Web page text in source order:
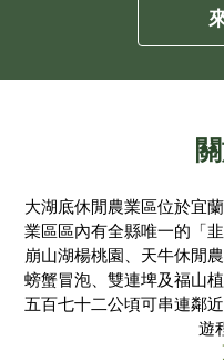
大湖底休閒農業區位於宜
業區區內有全縣唯一的「
崩山湖楊桃園、天牛休閒
螃蟹冒泡、雙連埤及福山
五百七十二公頃可串連鄰
遊